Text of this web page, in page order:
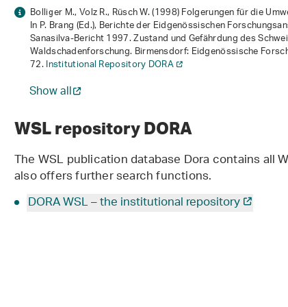
Bolliger M., Volz R., Rüsch W. (1998) Folgerungen für die
In P. Brang (Ed.), Berichte der Eidgenössischen
Sanasilva-Bericht 1997. Zustand und Gefährdung des
Waldschadenforschung. Birmensdorf: Eidgenössische
72.Institutional Repository DORA
Show all
WSL repository DORA
The WSL publication database Dora contains all
also offers further search functions.
DORA WSL – the institutional repository